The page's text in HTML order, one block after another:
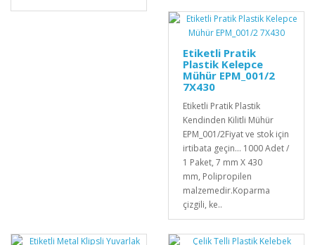
Etiketli Pratik
Plastik Kelepce
Mühür EPM_001/2
7X430
Etiketli Pratik Plastik
Kendinden Kilitli Mühür
EPM_001/2Fiyat ve stok için
irtibata geçin... 1000 Adet /
1 Paket, 7 mm X 430
mm, Polipropilen
malzemedir. Koparma
çizgili, ke..